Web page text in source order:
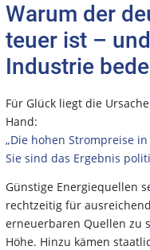
Warum der
teuer ist –
Industrie
Für Glück liegt die
Hand:
„Die hohen Strompreise
Sie sind das Ergebnis
Günstige Energiequellen
rechtzeitig für
erneuerbaren Quellen zu
Höhe. Hinzu kämen